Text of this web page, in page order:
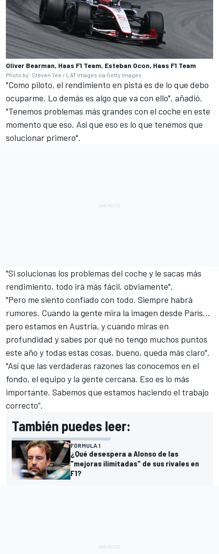
Oliver Bearman, Haas F1 Team, Esteban Ocon, Haas F1 Team
Photo by: Steven Tee / LAT Images via Getty Images
"Como piloto, el rendimiento en pista es de lo que debo
ocuparme. Lo demás es algo que va con ello", añadió.
"Tenemos problemas más grandes con el coche en este
momento que eso. Así que eso es lo que tenemos que
solucionar primero".
"Si solucionas los problemas del coche y le sacas más
rendimiento, todo irá más fácil, obviamente".
"Pero me siento confiado con todo. Siempre habrá
rumores. Cuando la gente mira la imagen desde París...
pero estamos en Austria, y cuando miras en
profundidad y sabes por qué no tengo muchos puntos
este año y todas estas cosas, bueno, queda más claro".
"Así que las verdaderas razones las conocemos en el
fondo, el equipo y la gente cercana. Eso es lo más
importante. Sabemos que estamos haciendo el trabajo
correcto”.
También puedes leer:
FÓRMULA 1
¿Qué desespera a Alonso de las
"mejoras ilimitadas" de sus rivales en
F1?